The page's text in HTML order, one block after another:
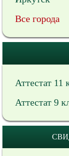
Все города
Аттестат 11
Аттестат 9